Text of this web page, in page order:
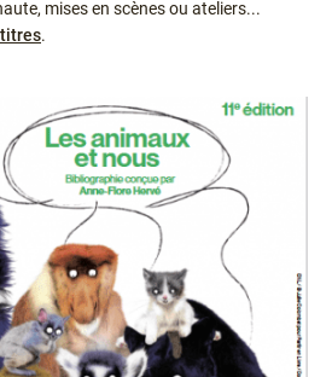
mises en scènes ou ateliers...
.